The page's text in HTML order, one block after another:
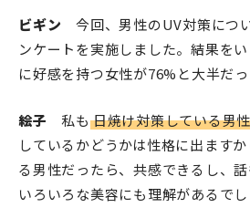
ビギン 今回、男性のUV対策につ
ンケートを実施しました。結果を
に好感を持つ女性が76%と大半だっ
絵子 私も 日焼け対策している男
しているかどうかは性格に出ます
る男性だったら、共感できるし、
いろいろな美容にも理解があるでし